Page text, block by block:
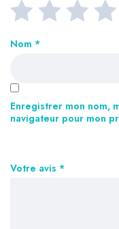
Votre avis *
Nom *
Enregistrer mon nom,
navigateur pour mon